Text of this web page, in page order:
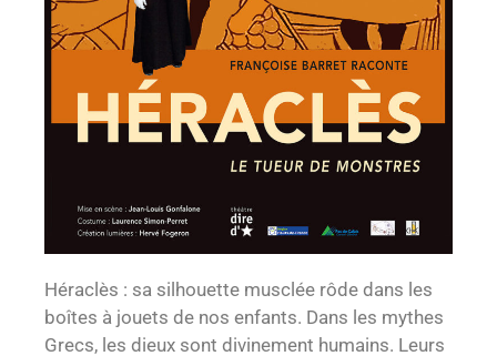
Héraclès : sa silhouette musclée rôde dans les
boîtes à jouets de nos enfants. Dans les mythes
Grecs, les dieux sont divinement humains. Leurs